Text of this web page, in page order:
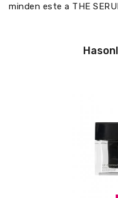
minden este a THE